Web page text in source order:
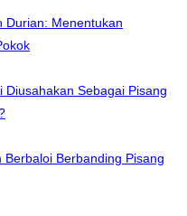
Durian: Menentukan
Diusahakan Sebagai Pisang
Berbanding Pisang